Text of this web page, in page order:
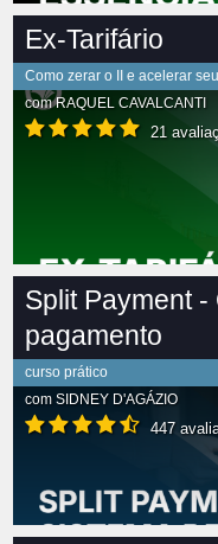
Ex-Tarifário
Como zerar o II e acelerar
comRAQUEL CAVALCANTI
21
Split Payment
pagamento
curso prático
com SIDNEY D'AGÁZIO
447